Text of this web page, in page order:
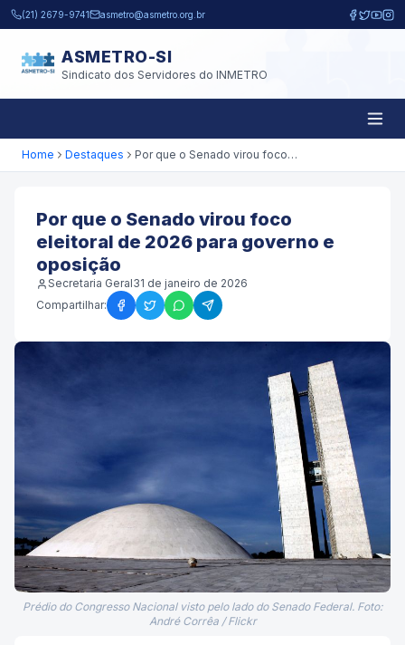
Pular para o conteúdo principal
(21) 2679-9741 asmetro@asmetro.org.br
ASMETRO-SI
Sindicato dos Servidores do INMETRO
Home Destaques Por que o Senado virou foco eleitoral de 2026 para governo e oposição
Por que o Senado virou foco
eleitoral de 2026 para governo e
oposição
Secretaria Geral31 de janeiro de 2026
Compartilhar:
Prédio do Congresso Nacional visto pelo lado do Senado Federal. Foto:
André Corrêa / Flickr